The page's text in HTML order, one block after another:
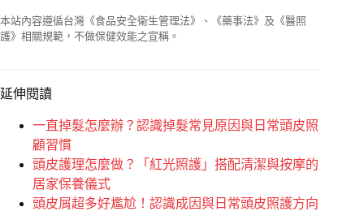
本站內容遵循台灣《食品安全衛生管理法》、《藥事法》及《醫照
護》相關規範，不做保健效能之宣稱。
延伸閱讀
一直掉髮怎麼辦？認識掉髮常見原因與日常頭皮照
顧習慣
頭皮護理怎麼做？「紅光照護」搭配清潔與按摩的
居家保養儀式
頭皮屑超多好尷尬！認識成因與日常頭皮照護方向